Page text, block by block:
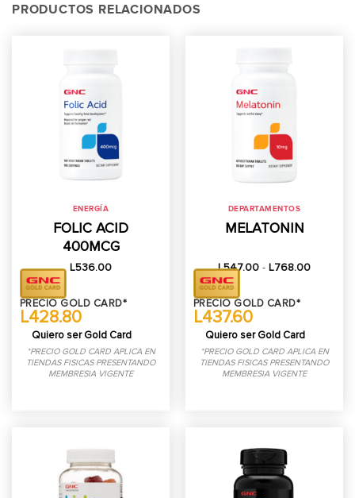
PRODUCTOS RELACIONADOS
ENERGÍA
FOLIC ACID
400MCG
L536.00
PRECIO GOLD CARD*
L428.80
Quiero ser Gold Card
*PRECIO GOLD CARD APLICA EN
TIENDAS FISICAS PRESENTANDO
MEMBRESIA VIGENTE
DEPARTAMENTOS
MELATONIN
L547.00 - L768.00Rango
PRECIO GOLD CARD*
L437.60
Quiero ser Gold Card
*PRECIO GOLD CARD APLICA EN
TIENDAS FISICAS PRESENTANDO
MEMBRESIA VIGENTE